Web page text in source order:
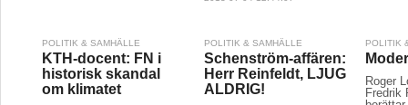
POLITIK & SAMHÄLLE
KTH-docent: FN i
historisk skandal
om klimatet
POLITIK & SAMHÄLLE
Schenström-affären:
Herr Reinfeldt, LJUG
ALDRIG!
POLITIK
Roger
Fredrik